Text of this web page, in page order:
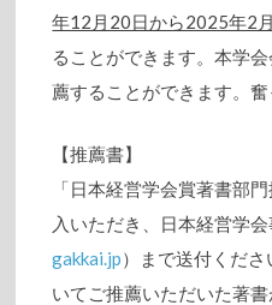
年12月20日から2025年2
ることができます。本学
薦することができます。奮
【推薦書】
「日本経営学会賞著書部
入いただき、日本経営学
gakkai.jp）まで送付くだ
いてご推薦いただいた著